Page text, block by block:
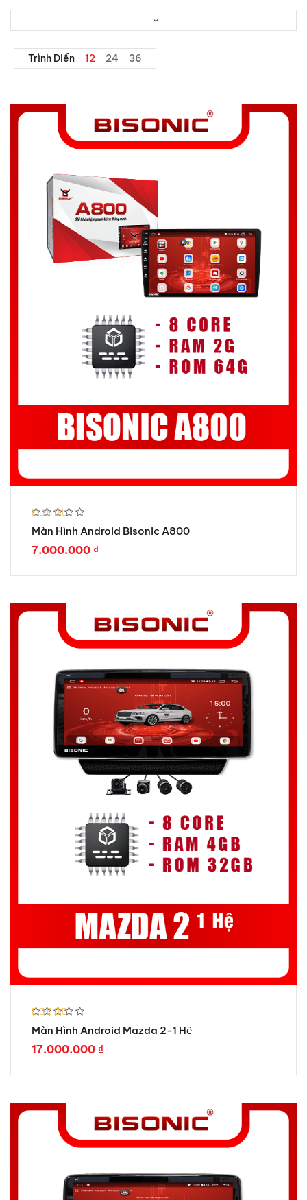
Trình Diễn 12 24 36
Được xếp
hạng5.00
5 sao
Màn Hình Android Bisonic A800
7.000.000 ₫
Được xếp
hạng5.00
5 sao
Màn Hình Android Mazda 2-1 Hệ
17.000.000 ₫